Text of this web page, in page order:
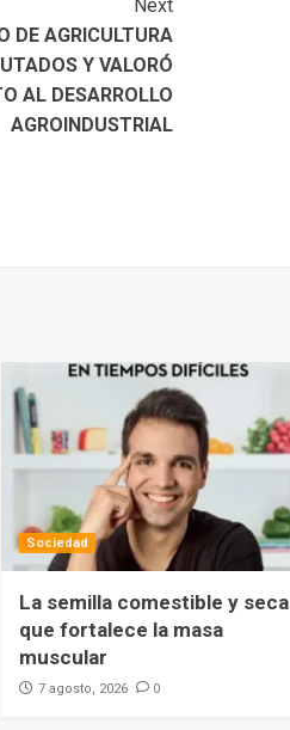
Next
DE AGRICULTURA
Y VALORÓ
AL DESARROLLO
AGROINDUSTRIAL
Sociedad
La semilla comestible y seca
que fortalece la masa
muscular
7 agosto, 2026 0